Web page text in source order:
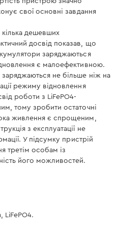
с помощью клемм
свої основні завдання
дешевших
досвід показав, що
заряджаються
є малоефективною.
не більше ніж на
режиму відновлення
роботи з LiFePO4-
тому зробити остаточні
живлення є спрощеним,
з експлуатації не
У підсумку пристрій
третім особам із
його можливостей.
LiFePO4.